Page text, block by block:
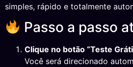
simples, rápido e totalmente
Passo a passo
Clique no botão “Teste
Você será direcionado